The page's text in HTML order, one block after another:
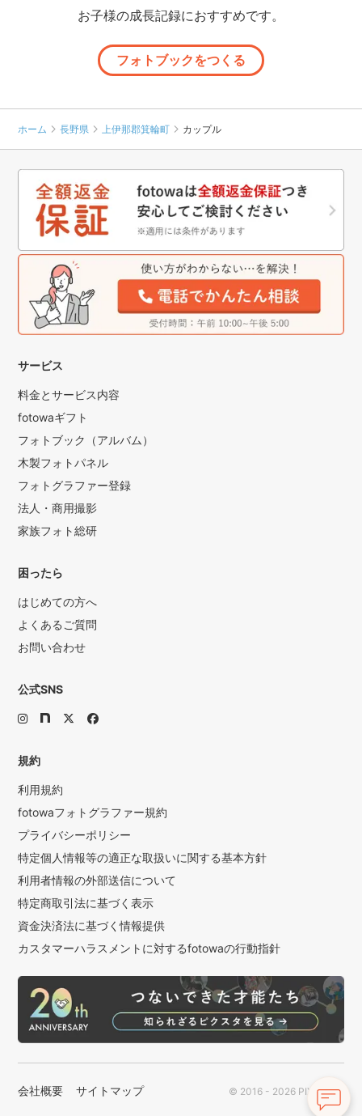
お子様の成長記録におすすめです。
フォトブックをつくる
ホーム 長野県 上伊那郡箕輪町 カップル
サービス
料金とサービス内容
fotowaギフト
フォトブック（アルバム）
木製フォトパネル
フォトグラファー登録
法人・商用撮影
家族フォト総研
困ったら
はじめての方へ
よくあるご質問
お問い合わせ
公式SNS
規約
利用規約
fotowaフォトグラファー規約
プライバシーポリシー
特定個人情報等の適正な取扱いに関する基本方針
利用者情報の外部送信について
特定商取引法に基づく表示
資金決済法に基づく情報提供
カスタマーハラスメントに対するfotowaの行動指針
会社概要 サイトマップ © 2016 - 2026 PIXTA Inc.